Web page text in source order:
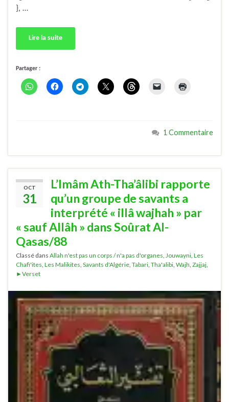
}, …
Lire la suite
Partager :
1 Commentaire
OCT
31
L’Imâm Ath-Tha’âlibi rapporte
qu’un groupe de savants a
interprété « illâ wajhah » par
« sauf Allâh » dans Soûrat Al-
Qasas/88
Classé dans Allah n'est pas un corps / n'a pas d'organes, Jouwayni, Les
Chafi'ites, Les Malikites, Savants d'Algérie, Tabari, Tha'alibi, Wajh, Zajjaj,
►Verset